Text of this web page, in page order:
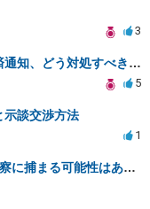
3
口座売却後に法律事務所からの返済通知、どう対処すべきか？
5
示談交渉方法
1
DMで未成年へのセクハラ発言は警察に捕まる可能性はありますか